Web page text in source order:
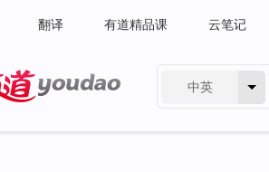
翻译 有道精品课 云笔记
中英